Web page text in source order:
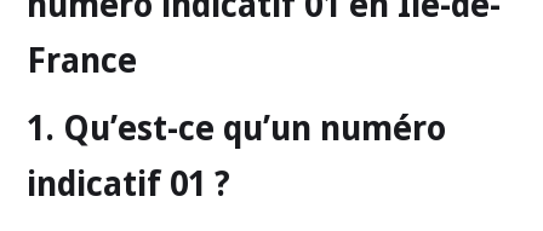
France
1. Qu’est-ce qu’un numéro
indicatif 01 ?